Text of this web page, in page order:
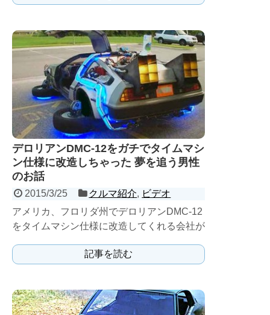
デロリアンDMC-12をガチでタイムマシ
ン仕様に改造しちゃった 夢を追う男性
のお話
2015/3/25 クルマ紹介, ビデオ
アメリカ、フロリダ州でデロリアンDMC-12
をタイムマシン仕様に改造してくれる会社が
記事を読む